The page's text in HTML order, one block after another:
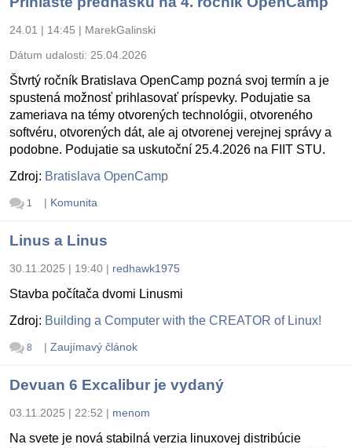
24.01 | 14:45 | MarekGalinski
Dátum udalosti: 25.04.2026
Štvrtý ročník Bratislava OpenCamp pozná svoj termín a je
spustená možnosť prihlasovať príspevky. Podujatie sa
zameriava na témy otvorených technológii, otvoreného
softvéru, otvorených dát, ale aj otvorenej verejnej správy a
podobne. Podujatie sa uskutoční 25.4.2026 na FIIT STU.
Zdroj: Bratislava OpenCamp
1 | Komunita
Linus a Linus
30.11.2025 | 19:40 | redhawk1975
Stavba počítača dvomi Linusmi
Zdroj: Building a Computer with the CREATOR of Linux!
8 | Zaujímavý článok
Devuan 6 Excalibur je vydaný
03.11.2025 | 22:52 | menom
Na svete je nová stabilná verzia linuxovej distribúcie